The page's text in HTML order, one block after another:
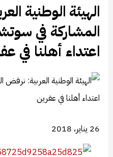
الهيئة الوطنية
المشاركة في
اعتداء أهلنا في
26 يناير، 2018